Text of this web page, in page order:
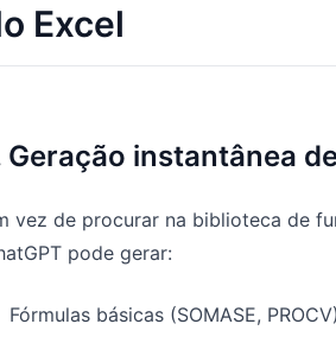
Excel
Geração instantânea
vez de procurar na biblioteca de
pode gerar:
Fórmulas básicas (SOMASE, PROCV)